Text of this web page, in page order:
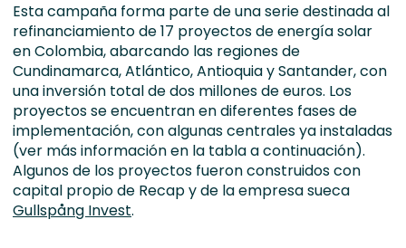
Esta campaña forma parte de una serie destinada al
refinanciamiento de 17 proyectos de energía solar
en Colombia, abarcando las regiones de
Cundinamarca, Atlántico, Antioquia y Santander, con
una inversión total de dos millones de euros. Los
proyectos se encuentran en diferentes fases de
implementación, con algunas centrales ya instaladas
(ver más información en la tabla a continuación).
Algunos de los proyectos fueron construidos con
capital propio de Recap y de la empresa sueca
Gullspång Invest.